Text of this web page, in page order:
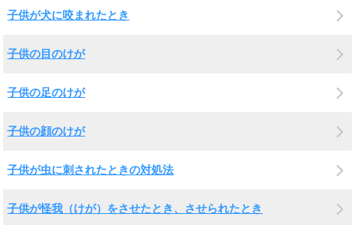
子供が犬に咬まれたとき
子供の目のけが
子供の足のけが
子供の顔のけが
子供が虫に刺されたときの対処法
子供が怪我（けが）をさせたとき、させられたとき